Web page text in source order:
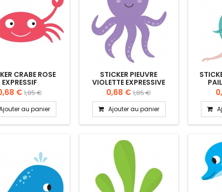
CRABE ROSE
EXPRESSIF
€1,85 €
au panier
STICKER PIEUVRE
VIOLETTE EXPRESSIVE
0,68 €1,85 €
Ajouter au panier